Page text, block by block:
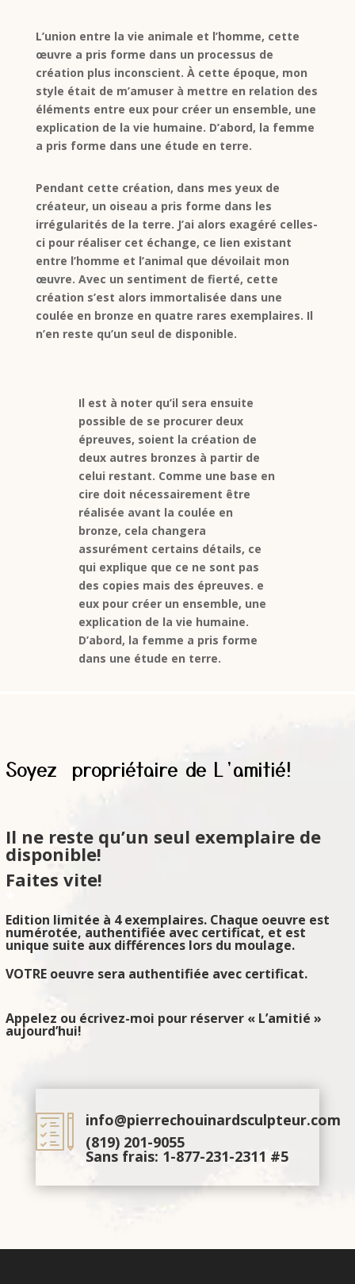
L’union entre la vie animale et l’homme, cette
œuvre a pris forme dans un processus de
création plus inconscient. À cette époque, mon
style était de m’amuser à mettre en relation des
éléments entre eux pour créer un ensemble, une
explication de la vie humaine. D’abord, la femme
a pris forme dans une étude en terre.
Pendant cette création, dans mes yeux de
créateur, un oiseau a pris forme dans les
irrégularités de la terre. J’ai alors exagéré celles-
ci pour réaliser cet échange, ce lien existant
entre l’homme et l’animal que dévoilait mon
œuvre. Avec un sentiment de fierté, cette
création s’est alors immortalisée dans une
coulée en bronze en quatre rares exemplaires. Il
n’en reste qu’un seul de disponible.
Il est à noter qu’il sera ensuite
possible de se procurer deux
épreuves, soient la création de
deux autres bronzes à partir de
celui restant. Comme une base en
cire doit nécessairement être
réalisée avant la coulée en
bronze, cela changera
assurément certains détails, ce
qui explique que ce ne sont pas
des copies mais des épreuves. e
eux pour créer un ensemble, une
explication de la vie humaine.
D’abord, la femme a pris forme
dans une étude en terre.
Soyez propriétaire de L’amitié!
Il ne reste qu’un seul exemplaire de
disponible!
Faites vite!
Edition limitée à 4 exemplaires. Chaque oeuvre est
numérotée, authentifiée avec certificat, et est
unique suite aux différences lors du moulage.
VOTRE oeuvre sera authentifiée avec certificat.
Appelez ou écrivez-moi pour réserver « L’amitié »
aujourd’hui!
info@pierrechouinardsculpteur.com
(819) 201-9055
Sans frais: 1-877-231-2311 #5